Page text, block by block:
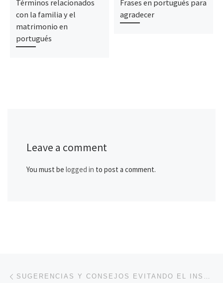
Términos relacionados
con la familia y el
matrimonio en
portugués
Frases en portugués para
agradecer
Leave a comment
You must be logged in to post a comment.
Post navigation SUGERENCIAS Y CONSEJOS EVITANDO EL INSOMNIO EN PORTUGUÉS